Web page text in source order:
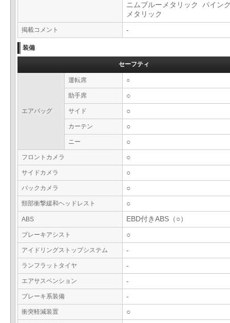
ニムブルーメタリック パイン
メタリック
掲載コメント -
装備
セーフティ
エアバッグ
運転席 ○
助手席 ○
サイド ○
カーテン ○
ニー ○
フロントカメラ ○
サイドカメラ ○
バックカメラ ○
頸部衝撃緩和ヘッドレスト ○
ABS EBD付きABS（○）
ブレーキアシスト ○
アイドリングストップシステム -
ランフラットタイヤ -
エアサスペンション -
ブレーキ系装備 -
衝突軽減装置 ○